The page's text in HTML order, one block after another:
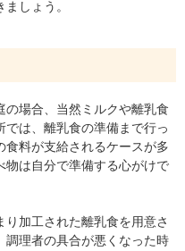
しょう。
場合、当然ミルクや離乳食
は、離乳食の準備まで行っ
食料が支給されるケースが多
物は自分で準備する心がけで
加工された離乳食を用意さ
調理者の具合が悪くなった時